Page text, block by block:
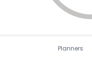
Planners